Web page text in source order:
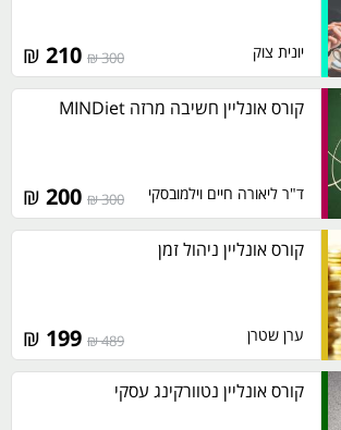
יונית צוק 300 ₪
₪
קורס אונליין חשיבה מרזה MINDiet
ד"ר ליאורה חיים וילמובסקי 300 ₪
₪
קורס אונליין ניהול זמן
ערן שטרן 489 ₪
₪
קורס אונליין נטוורקינג עסקי